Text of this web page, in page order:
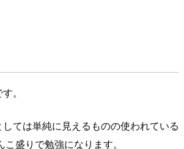
。
ては単純に見えるものの使われている
盛りで勉強になります。